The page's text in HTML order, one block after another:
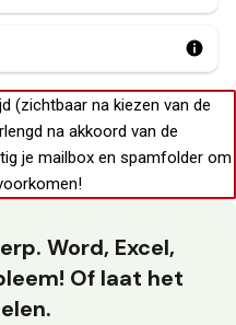
(zichtbaar na kiezen van de
na akkoord van de
je mailboxen spamfolderom
Word, Excel,
Of laat het